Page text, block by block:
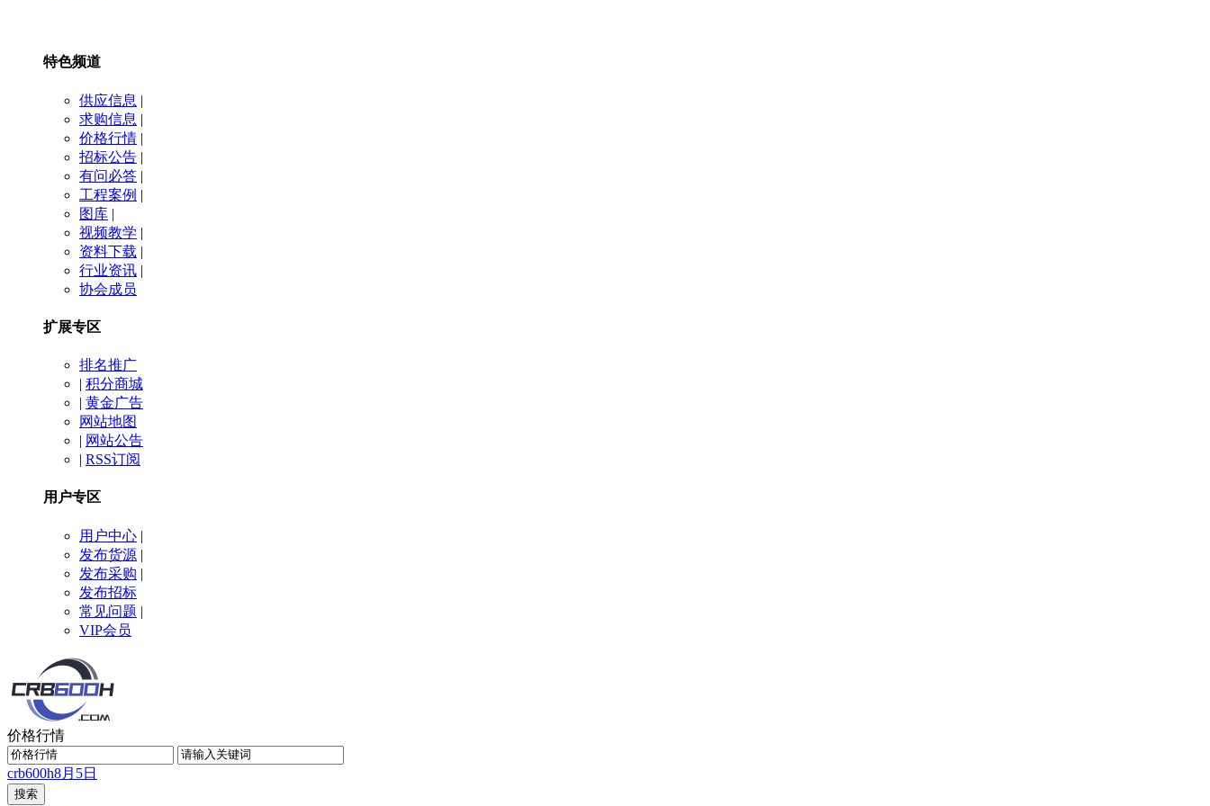
特色频道
供应信息 |
求购信息 |
价格行情 |
招标公告 |
有问必答 |
工程案例 |
图库 |
视频教学 |
资料下载 |
行业资讯 |
协会成员
扩展专区
排名推广
| 积分商城
| 黄金广告
网站地图
| 网站公告
| RSS订阅
用户专区
用户中心 |
发布货源 |
发布采购 |
发布招标
常见问题 |
VIP会员
价格行情
crb600h8月5日